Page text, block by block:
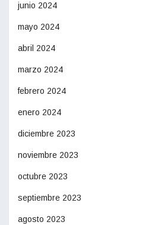
junio 2024
mayo 2024
abril 2024
marzo 2024
febrero 2024
enero 2024
diciembre 2023
noviembre 2023
octubre 2023
septiembre 2023
agosto 2023